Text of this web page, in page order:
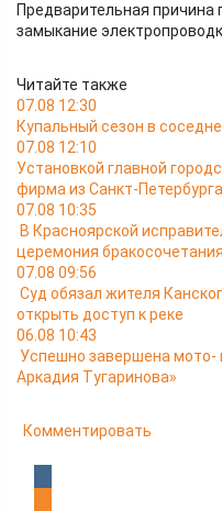
Предварительная причина
замыкание
Читайте также
07.08 12:30
Купальный сезон в
07.08 12:10
Установкой главной
фирма из Санкт-Петербурга
07.08 10:35
В Красноярской
церемония бракосочетания
07.08 09:56
Суд обязал жителя
открыть доступ к реке
06.08 10:43
Успешно завершена мото-
Аркадия Тугаринова»
Комментировать